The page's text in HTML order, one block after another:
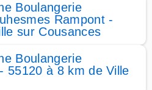
Boulangerie
Rampont -
sur Cousances
Boulangerie
55120 à 8 km de Ville